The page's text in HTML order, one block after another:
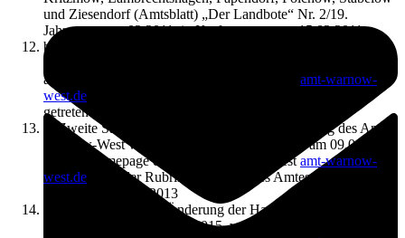
und Ziesendorf (Amtsblatt) „Der Landbote“ Nr. 2/19.
Jahrgang vom 02.2011, in Kraft getreten am 15.02.2011.
b) Erste Satzung zur Änderung der Hauptsatzung des Amtes
auf der Homepage des Amtes Warnow-West amt-warnow-
west.de
getreten am 23.12.2011
c) Zweite Satzung zur Änderung der Hauptsatzung des Amtes
Warnow-West vom 08.01.2013, veröffentlicht am 09.01.2013
auf der Homepage des Amtes Warnow-Westamt-warnow-
west.de unter der Rubrik Satzungen des Amtes, in Kraft
getreten am 10.01.2013
d) Dritte Satzung zur Änderung der Hauptsatzung des Amtes
Warnow-West vom 03.02.2015, veröffentlicht am 10.02.2015